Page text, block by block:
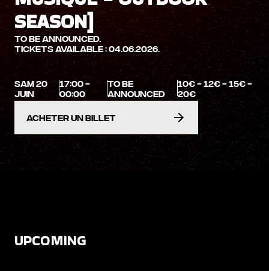
SEASON]
TO BE ANNOUNCED.
Tickets available : 04.06.2026.
SAM 20
JUIN
17:00 -
00:00
TO BE
ANNOUNCED
10€ - 12€ - 15€ -
20€
acheter un billet
UPCOMING